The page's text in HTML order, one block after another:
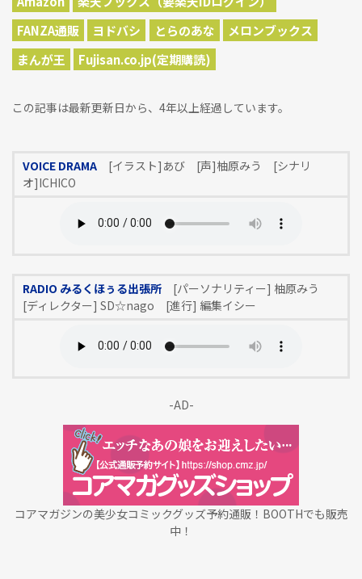
FANZA通販
ヨドバシ とらのあな
メロンブックス
まんが王
Fujisan.co.jp(定期購読)
この記事は最新更新日から、4年以上経過しています。
VOICE DRAMA[イラスト]あび [声]柚原みう [シナリ
オ]ICHICO
RADIO みるくほぅる出張所[パーソナリティー] 柚原みう
[ディレクター] SD☆nago [進行] 編集イシー
-AD-
コアマガジンの美少女コミックグッズ予約通販！BOOTHでも販売
中！